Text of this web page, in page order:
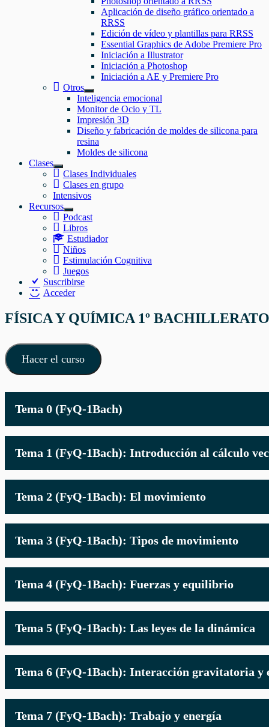
el
submenú
Aplicación de diseño gráfico orientado a
RRSS
Edición de vídeo y plantillas para RRSS
Essential Graphics de Adobe Premiere Pro
Iniciación a Illustrator
Iniciación a Photoshop
Iniciación a AE y Premiere Pro
Otros
Mostrar
el
submenú
Inteligencia emocional
Monitor de Ocio y TL
Impresión 3D
Diseño y fabricación de moldes de silicona para
resina
Moldes de silicona
Clases
Mostrar
el
submenú
Clases Individuales
Clases en grupo
Intensivos
Recursos
Mostrar
el
submenú
Podcast
Libros
Estudiador
Niños
Estimulación Cognitiva
Juegos
Suscribirse
Acceder
FÍSICA Y QUÍMICA 1º BACHILLERATO
Hacer el curso
Tema 0 (FyQ-1Bach)
Tema 1 (FyQ-1Bach): Introducción al cálculo
Tema 2 (FyQ-1Bach): El movimiento
Tema 3 (FyQ-1Bach): Tipos de movimiento
Tema 4 (FyQ-1Bach): Fuerzas y equilibrio
Tema 5 (FyQ-1Bach): Las leyes de la dinámica
Tema 6 (FyQ-1Bach): Interacción gravitatoria y
Tema 7 (FyQ-1Bach): Trabajo y energía